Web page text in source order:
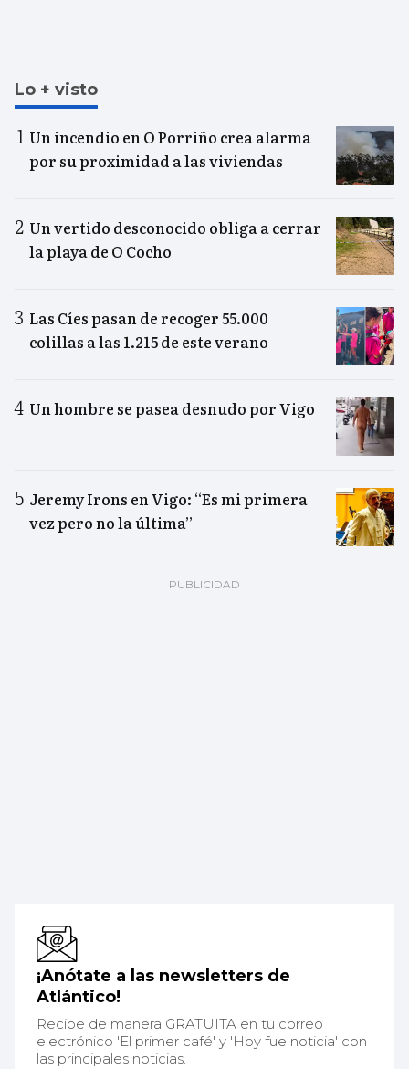
Lo + visto
Un incendio en O Porriño crea alarma
por su proximidad a las viviendas
Un vertido desconocido obliga a cerrar
la playa de O Cocho
Las Cíes pasan de recoger 55.000
colillas a las 1.215 de este verano
Un hombre se pasea desnudo por Vigo
Jeremy Irons en Vigo: “Es mi primera
vez pero no la última”
¡Anótate a las newsletters de
Atlántico!
Recibe de manera GRATUITA en tu correo
electrónico 'El primer café' y 'Hoy fue noticia' con
las principales noticias.